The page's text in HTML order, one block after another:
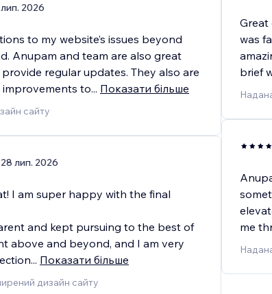
2026
to my website’s issues beyond
Anupam and team are also great
regular updates. They also are
to... Показати більше
сайту
28 лип. 2026
I am super happy with the final
and kept pursuing to the best of
above and beyond, and I am very
... Показати більше
дизайн сайту
Great
was
brief
me